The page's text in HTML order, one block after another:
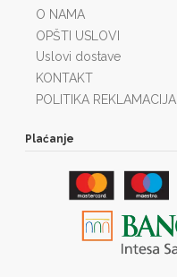
O NAMA
OPŠTI USLOVI
Uslovi dostave
KONTAKT
POLITIKA REKLAMACIJA
Plaćanje